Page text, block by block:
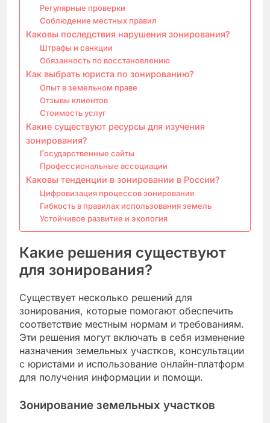
Регулярные проверки
Соблюдение местных правил
Каковы последствия нарушения зонирования?
Штрафы и санкции
Обязанность по восстановлению
Как выбрать юриста по зонированию?
Опыт в земельном праве
Отзывы клиентов
Стоимость услуг
Какие существуют ресурсы для изучения
зонирования?
Государственные сайты
Профессиональные ассоциации
Каковы тенденции в зонировании в России?
Цифровизация процессов зонирования
Гибкость в правилах использования земель
Устойчивое развитие и экология
Какие решения существуют
для зонирования?
Существует несколько решений для
зонирования, которые помогают обеспечить
соответствие местным нормам и требованиям.
Эти решения могут включать в себя изменение
назначения земельных участков, консультации
с юристами и использование онлайн-платформ
для получения информации и помощи.
Зонирование земельных участков